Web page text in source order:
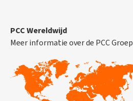
PCC Wereldwijd
Meer informatie over de PCC Groep